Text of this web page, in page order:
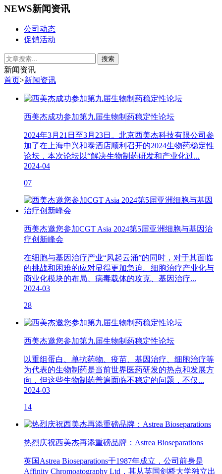
NEWS新闻资讯
公司动态
促销活动
新闻资讯
首页>新闻资讯
西美杰成功参加第九届生物制药稳定性论坛
2024年3月21日至3月23日。北京西美杰科技有限公司参
加了在上海中兴和泰酒店顺利召开的2024生物药稳定性
论坛，本次论坛以“解决生物制药研发和产业化过...
2024-04
07
西美杰邀您参加CGT Asia 2024第5届亚洲细胞与基因治
疗创新峰会
在细胞与基因治疗产业“风起云涌”的同时，对于其面临
的挑战和困难的应对显得更加急迫。细胞治疗产业化与
商业化模块的布局、病毒载体的攻克、基因治疗...
2024-03
28
西美杰邀您参加第九届生物制药稳定性论坛
以重组蛋白、单抗药物、疫苗、基因治疗、细胞治疗等
为代表的生物制药是当前世界医药研发的热点和发展方
向，但这些生物制药普遍面临不稳定的问题，不仅...
2024-03
14
热烈庆祝西美杰再添重磅品牌：Astrea Bioseparations
英国Astrea Bioseparations于1987年成立，公司前身是
Affinity Chromoatography Ltd，其从英国剑桥大学独立出